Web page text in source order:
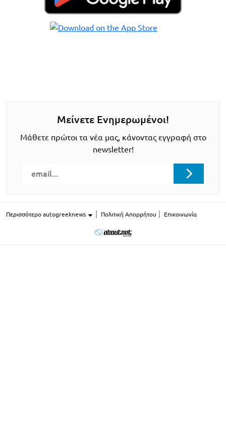
Μείνετε Ενημερωμένοι!
Μάθετε πρώτοι τα νέα μας, κάνοντας εγγραφή στο
newsletter!
Περισσότερο autogreeknews Πολιτική Απορρήτου Επικοινωνία